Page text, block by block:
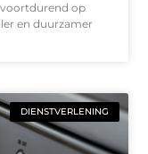
op
en duurzamer
DIENSTVERLENING